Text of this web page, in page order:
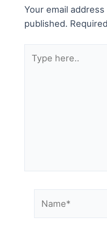
Your email
published.
here..